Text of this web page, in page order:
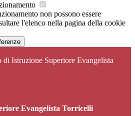
non possono essere
l'elenco nella pagina della cookie
di Istruzione Superiore Evangelista
Evangelista Torricelli